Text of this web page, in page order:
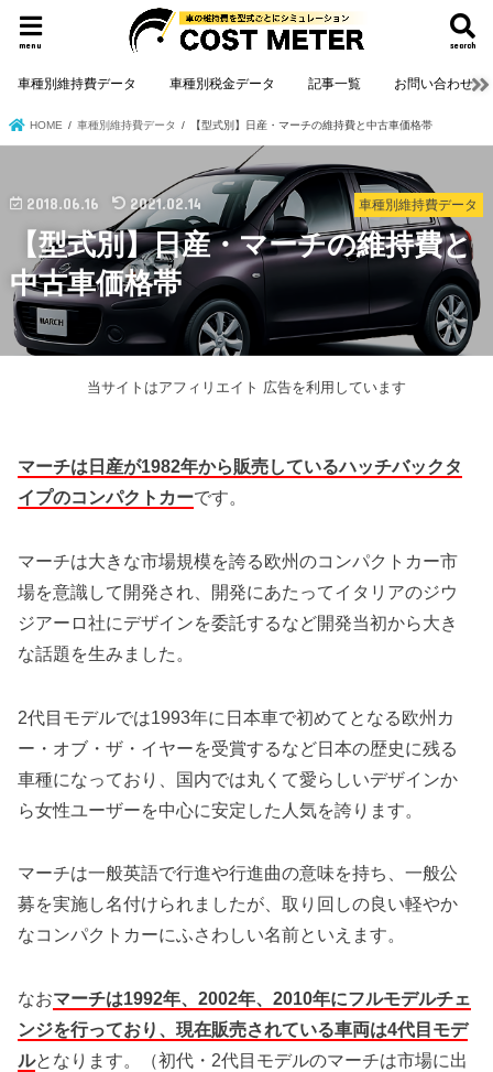
search
menu
車種別維持費データ 車種別税金データ 記事一覧 お問い合わせ
HOME 車種別維持費データ 【型式別】日産・マーチの維持費と中古車価格帯
車種別維持費データ
2018.06.16 2021.02.14
【型式別】日産・マーチの維持費と
中古車価格帯
当サイトはアフィリエイト 広告を利用しています
マーチは日産が1982年から販売しているハッチバックタ
イプのコンパクトカーです。
マーチは大きな市場規模を誇る欧州のコンパクトカー市
場を意識して開発され、開発にあたってイタリアのジウ
ジアーロ社にデザインを委託するなど開発当初から大き
な話題を生みました。
2代目モデルでは1993年に日本車で初めてとなる欧州カ
ー・オブ・ザ・イヤーを受賞するなど日本の歴史に残る
車種になっており、国内では丸くて愛らしいデザインか
ら女性ユーザーを中心に安定した人気を誇ります。
マーチは一般英語で行進や行進曲の意味を持ち、一般公
募を実施し名付けられましたが、取り回しの良い軽やか
なコンパクトカーにふさわしい名前といえます。
なおマーチは1992年、2002年、2010年にフルモデルチェ
ンジを行っており、現在販売されている車両は4代目モデ
ルとなります。（初代・2代目モデルのマーチは市場に出